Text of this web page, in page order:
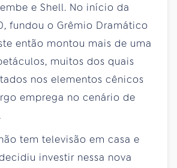
e Shell. No início da
fundou o Grêmio Dramático
então montou mais de uma
muitos dos quais
nos elementos cênicos
emprega no cenário de
tem televisão em casa e
investir nessa nova